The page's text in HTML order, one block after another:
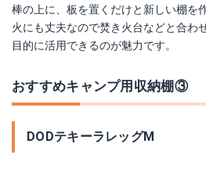
棒の上に、板を置くだけと新しい棚を
火にも丈夫なので焚き火台などと合わ
目的に活用できるのが魅力です。
おすすめキャンプ用収納棚③
DODテキーラレッグM